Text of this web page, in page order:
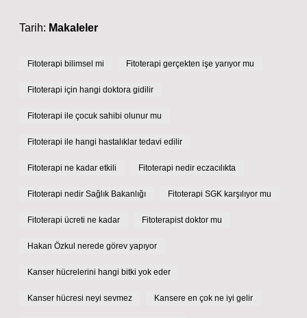
Tarih: Makaleler
Fitoterapi bilimsel mi Fitoterapi gerçekten işe yarıyor mu
Fitoterapi için hangi doktora gidilir
Fitoterapi ile çocuk sahibi olunur mu
Fitoterapi ile hangi hastalıklar tedavi edilir
Fitoterapi ne kadar etkili Fitoterapi nedir eczacılıkta
Fitoterapi nedir Sağlık Bakanlığı Fitoterapi SGK karşılıyor mu
Fitoterapi ücreti ne kadar Fitoterapist doktor mu
Hakan Özkul nerede görev yapıyor
Kanser hücrelerini hangi bitki yok eder
Kanser hücresi neyi sevmez Kansere en çok ne iyi gelir